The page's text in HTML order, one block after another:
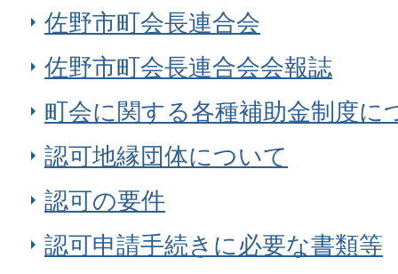
佐野市町会長連合会
佐野市町会長連合会会報誌
町会に関する各種補助金制度に
認可地縁団体について
認可の要件
認可申請手続きに必要な書類等